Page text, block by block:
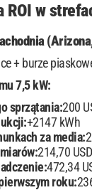
ROI w
+ burze
7,5 kW:
sprzątania:200
+2147 kWh
za media:
214,70
472,34
roku: